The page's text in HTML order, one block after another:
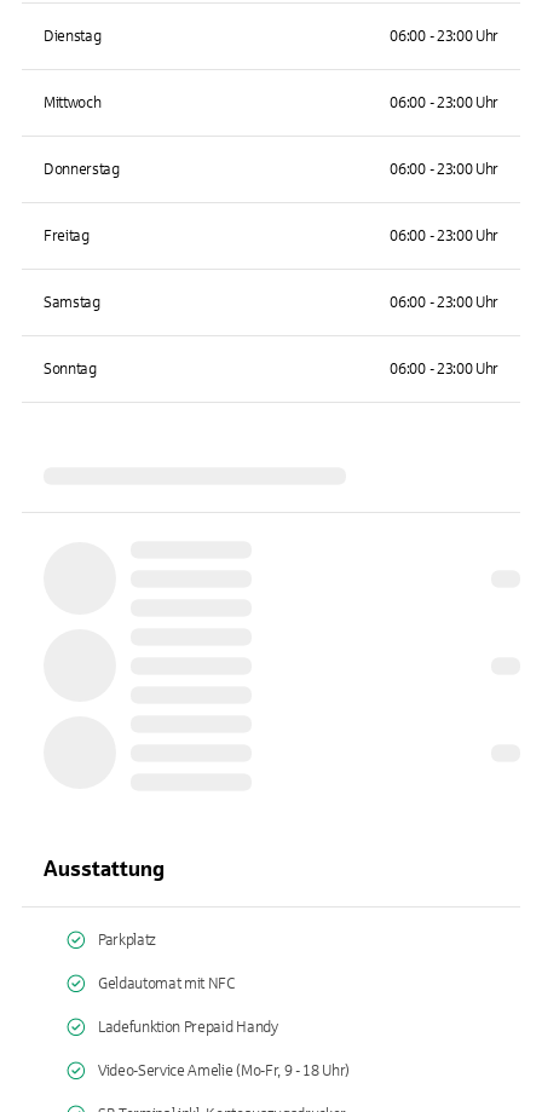
Dienstag 06:00 - 23:00 Uhr
Mittwoch 06:00 - 23:00 Uhr
Donnerstag 06:00 - 23:00 Uhr
Freitag 06:00 - 23:00 Uhr
Samstag 06:00 - 23:00 Uhr
Sonntag 06:00 - 23:00 Uhr
Ausstattung
Parkplatz
Geldautomat mit NFC
Ladefunktion Prepaid Handy
Video-Service Amelie (Mo-Fr, 9 - 18 Uhr)